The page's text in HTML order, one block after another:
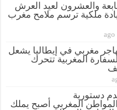
والعشرون لعيد العرش
ملكية ترسم ملامح مغرب
مغربي في إيطاليا يشعل
المغربية تتحرك
دستورية
المغربي أصبح يملك